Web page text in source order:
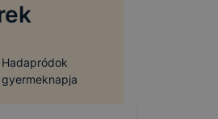
Hadapródok
gyermeknapja